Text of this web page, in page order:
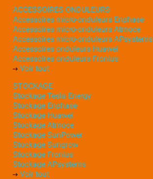
ACCESSOIRES ONDULEURS
Accessoires micro-onduleurs Enphase
Accessoires micro-onduleurs Atmoce
Accessoires micro-onduleurs APsystems
Accessoires onduleurs Huawei
Accessoires onduleurs Fronius
Voir tout
STOCKAGE
Stockage Tesla Energy
Stockage Enphase
Stockage Huawei
Stockage Atmoce
Stockage SunPower
Stockage Sungrow
Stockage Fronius
Stockage APsystems
Voir tout